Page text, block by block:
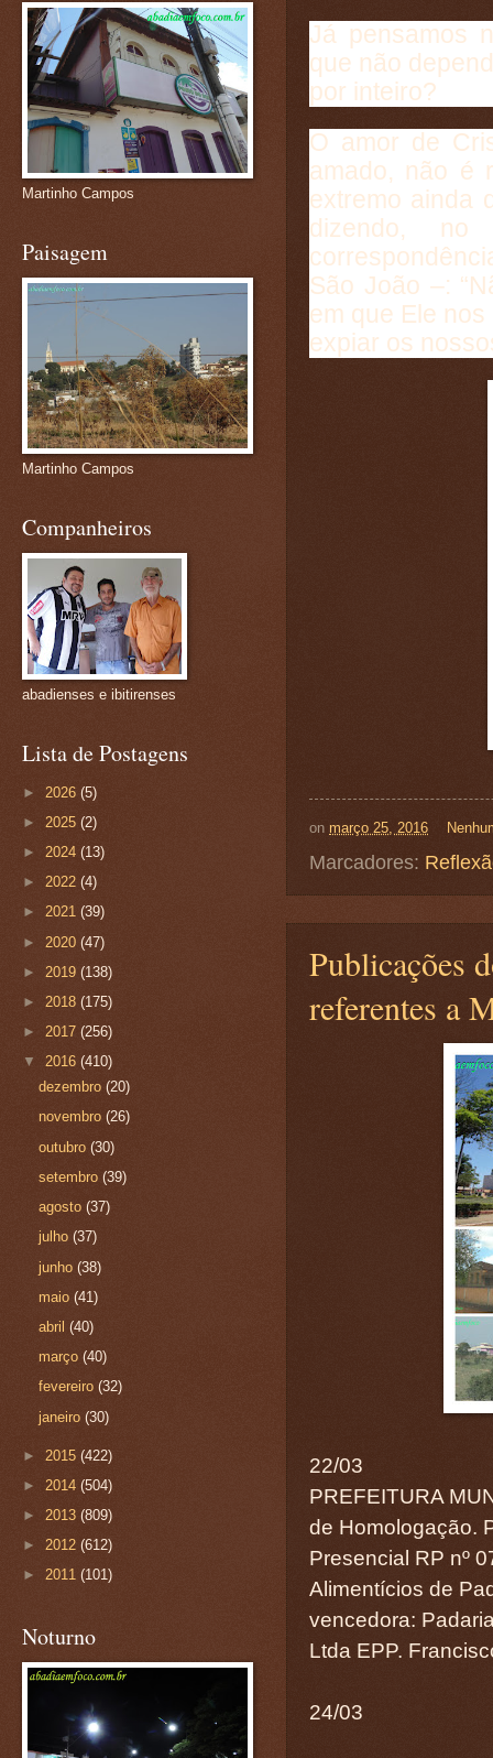
Já pensamos
que não
por inteiro?
O amor de
amado, não é
extremo ainda
dizendo,
São João –:
em que Ele
expiar os
on março 25, 2016
Marcadores:
Publicações
referentes a
22/03
PREFEITURA
de Homologação.
Presencial RP nº
Alimentícios de
vencedora:
Ltda EPP.
24/03
Martinho Campos
Paisagem
Martinho Campos
Companheiros
abadienses e ibitirenses
Lista de Postagens
► 2026 (5)
► 2025 (2)
► 2024 (13)
► 2022 (4)
► 2021 (39)
► 2020 (47)
► 2019 (138)
► 2018 (175)
► 2017 (256)
▼ 2016 (410)
dezembro(20)
novembro(26)
outubro(30)
setembro(39)
agosto(37)
julho(37)
junho(38)
maio(41)
abril(40)
março(40)
fevereiro(32)
janeiro(30)
► 2015 (422)
► 2014 (504)
► 2013 (809)
► 2012 (612)
► 2011 (101)
Noturno